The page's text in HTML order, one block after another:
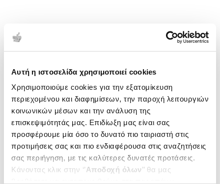
Αυτή η ιστοσελίδα χρησιμοποιεί cookies
Χρησιμοποιούμε cookies για την εξατομίκευση
περιεχομένου και διαφημίσεων, την παροχή λειτουργιών
κοινωνικών μέσων και την ανάλυση της
επισκεψιμότητάς μας. Επιδίωξη μας είναι σας
προσφέρουμε μία όσο το δυνατό πιο ταιριαστή στις
προτιμήσεις σας και πιο ενδιαφέρουσα στις αναζητήσεις
σας περιήγηση, με τις καλύτερες δυνατές προτάσεις.
Κάνοντας κλικ στην ‘’Αποδοχή όλων’’ θα μας